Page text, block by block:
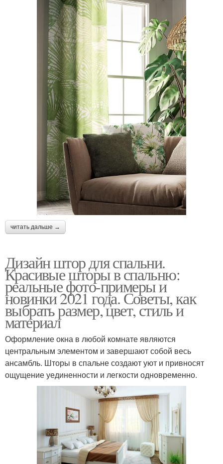
читать дальше →
Дизайн штор для спальни.
Красивые шторы в спальню:
реальные фото-примеры и
новинки 2021 года. Советы, как
выбрать размер, цвет, стиль и
материал
Оформление окна в любой комнате являются
центральным элементом и завершают собой весь
ансамбль. Шторы в спальне создают уют и привносят
ощущение уединенности и легкости одновременно.